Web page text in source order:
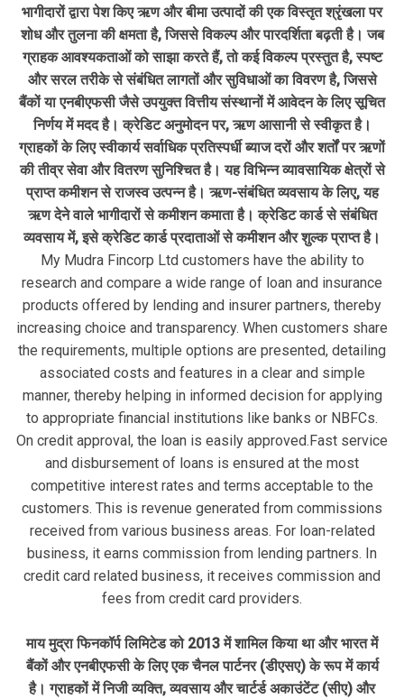
भागीदारों द्वारा पेश किए ऋण और बीमा उत्पादों की एक विस्तृत श्रृंखला पर
शोध और तुलना की क्षमता है, जिससे विकल्प और पारदर्शिता बढ़ती है। जब
ग्राहक आवश्यकताओं को साझा करते हैं, तो कई विकल्प प्रस्तुत है, स्पष्ट
और सरल तरीके से संबंधित लागतों और सुविधाओं का विवरण है, जिससे
बैंकों या एनबीएफसी जैसे उपयुक्त वित्तीय संस्थानों में आवेदन के लिए सूचित
निर्णय में मदद है। क्रेडिट अनुमोदन पर, ऋण आसानी से स्वीकृत है।
ग्राहकों के लिए स्वीकार्य सर्वाधिक प्रतिस्पर्धी ब्याज दरों और शर्तों पर ऋणों
की तीव्र सेवा और वितरण सुनिश्चित है। यह विभिन्न व्यावसायिक क्षेत्रों से
प्राप्त कमीशन से राजस्व उत्पन्न है। ऋण-संबंधित व्यवसाय के लिए, यह
ऋण देने वाले भागीदारों से कमीशन कमाता है। क्रेडिट कार्ड से संबंधित
व्यवसाय में, इसे क्रेडिट कार्ड प्रदाताओं से कमीशन और शुल्क प्राप्त है।
My Mudra Fincorp Ltd customers have the ability to
research and compare a wide range of loan and insurance
products offered by lending and insurer partners, thereby
increasing choice and transparency. When customers share
the requirements, multiple options are presented, detailing
associated costs and features in a clear and simple
manner, thereby helping in informed decision for applying
to appropriate financial institutions like banks or NBFCs.
On credit approval, the loan is easily approved.Fast service
and disbursement of loans is ensured at the most
competitive interest rates and terms acceptable to the
customers. This is revenue generated from commissions
received from various business areas. For loan-related
business, it earns commission from lending partners. In
credit card related business, it receives commission and
fees from credit card providers.
माय मुद्रा फिनकॉर्प लिमिटेड को 2013 में शामिल किया था और भारत में
बैंकों और एनबीएफसी के लिए एक चैनल पार्टनर (डीएसए) के रूप में कार्य
है। ग्राहकों में निजी व्यक्ति, व्यवसाय और चार्टर्ड अकाउंटेंट (सीए) और